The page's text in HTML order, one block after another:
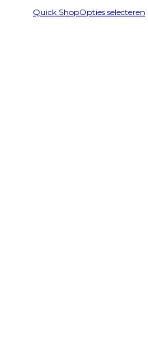
Quick ShopOpties selecteren